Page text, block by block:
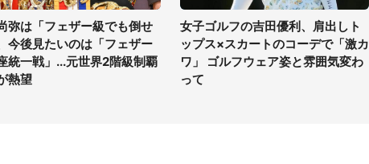
弥は「フェザー級でも倒せ
今後見たいのは「フェザー
統一戦」...元世界2階級制覇
熱望
女子ゴルフの吉田優利、肩出しト
ップス×スカートのコーデで「激カ
ワ」 ゴルフウェア姿と雰囲気変わ
って